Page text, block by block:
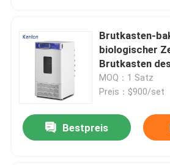
Produkte
Über uns
Fabrik Tour
Brutkasten-
biologischer
Brutkasten
MOQ：1 Satz
Preis：$900/set
Bestpreis